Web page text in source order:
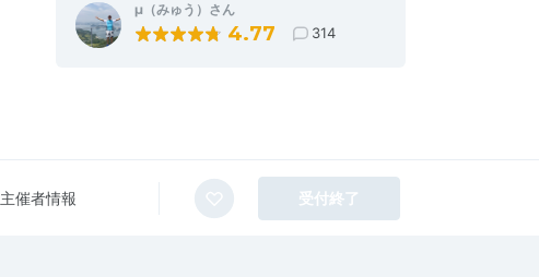
μ（みゅう）さん
4.77 314
主催者情報 受付終了